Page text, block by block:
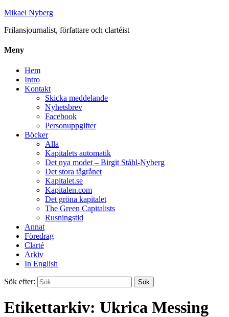
Mikael Nyberg
Frilansjournalist, författare och clartéist
Meny
Hem
Intro
Kontakt
Skicka meddelande
Nyhetsbrev
Facebook
Personuppgifter
Böcker
Alla
Kapitalets automatik
Det nya modet – Birgit Ståhl-Nyberg
Det stora tågrånet
Kapitalet.se
Kapitalen.com
Det gröna kapitalet
The Green Capitalists
Rusningstid
Annat
Föredrag
Clarté
Arkiv
In English
Sök efter:
Etikettarkiv: Ukrica Messing